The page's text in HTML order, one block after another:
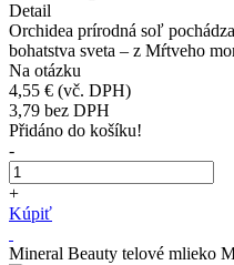
Detail
Orchidea prírodná soľ
bohatstva sveta – z Mŕtveho
Na otázku
4,55 € (vč. DPH)
3,79 bez DPH
Přidáno do košíku!
-
+
Kúpiť
Mineral Beauty telové mlieko